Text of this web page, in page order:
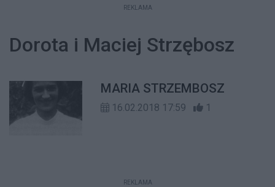
Bardzo ważna informacja dla podatników posiadających
REKLAMA
Dorota i Maciej Strzębosz
MARIA STRZEMBOSZ
16.02.2018 17:59 1
REKLAMA